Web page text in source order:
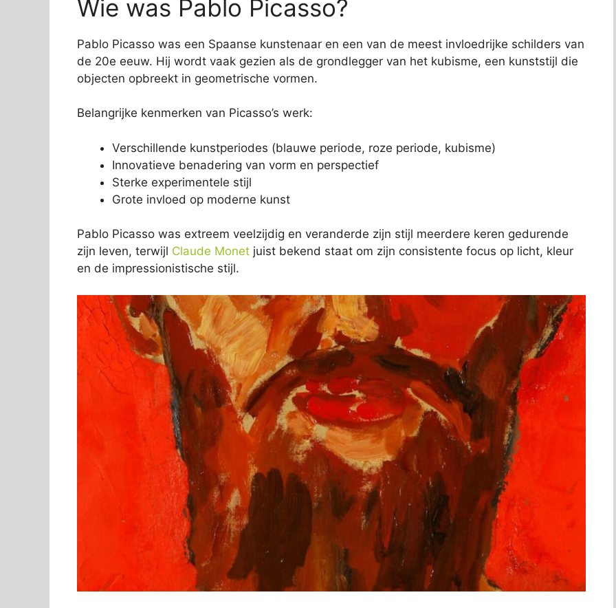
Wie was Pablo Picasso?
Pablo Picasso was een Spaanse kunstenaar en een van de meest invloedrijke schilders van
de 20e eeuw. Hij wordt vaak gezien als de grondlegger van het kubisme, een kunststijl die
objecten opbreekt in geometrische vormen.
Belangrijke kenmerken van Picasso’s werk:
Verschillende kunstperiodes (blauwe periode, roze periode, kubisme)
Innovatieve benadering van vorm en perspectief
Sterke experimentele stijl
Grote invloed op moderne kunst
Pablo Picasso was extreem veelzijdig en veranderde zijn stijl meerdere keren gedurende
zijn leven, terwijl Claude Monet juist bekend staat om zijn consistente focus op licht, kleur
en de impressionistische stijl.